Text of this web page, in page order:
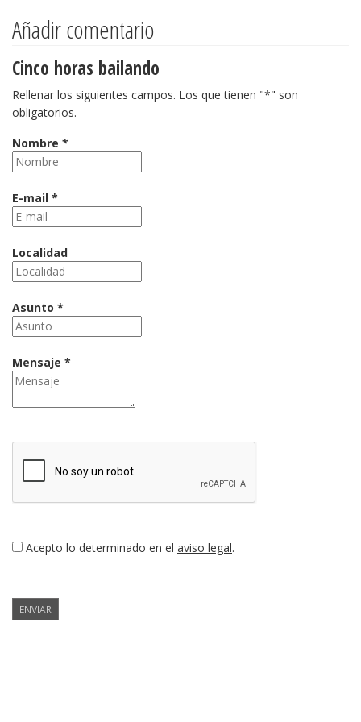
Añadir comentario
Cinco horas bailando
Rellenar los siguientes campos. Los que tienen "*" son
obligatorios.
Nombre *
E-mail *
Localidad
Asunto *
Mensaje *
Acepto lo determinado en el aviso legal.
ENVIAR